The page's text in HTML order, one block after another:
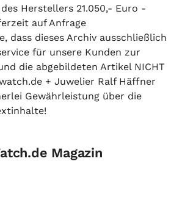
Herstellers 21.050,- Euro -
auf Anfrage
dass dieses Archiv ausschließlich
für unsere Kunden zur
die abgebildeten Artikel NICHT
+ Juwelier Ralf Häffner
Gewährleistung über die
Magazin